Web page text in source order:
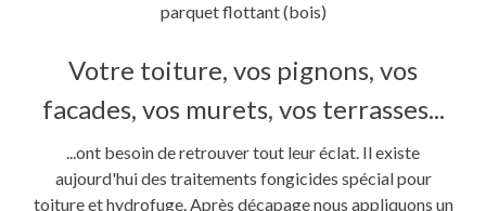
parquet flottant (bois)
Votre toiture, vos pignons, vos
facades, vos murets, vos terrasses...
...ont besoin de retrouver tout leur éclat. Il existe
aujourd'hui des traitements fongicides spécial pour
toiture et hydrofuge. Après décapage nous appliquons un